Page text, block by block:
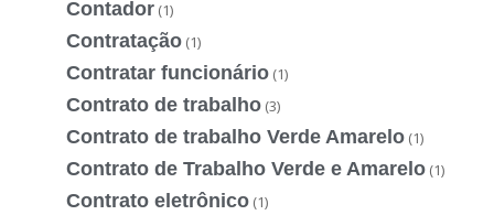
Contador (1)
Contratação (1)
Contratar funcionário (1)
Contrato de trabalho (3)
Contrato de trabalho Verde Amarelo (1)
Contrato de Trabalho Verde e Amarelo (1)
Contrato eletrônico (1)